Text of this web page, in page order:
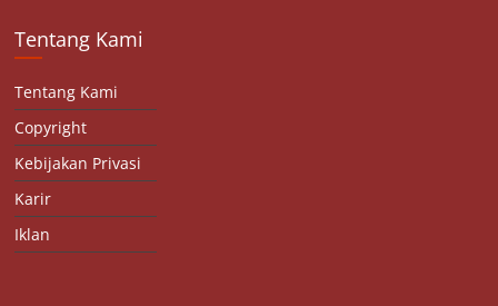
Tentang Kami
Tentang Kami
Copyright
Kebijakan Privasi
Karir
Iklan